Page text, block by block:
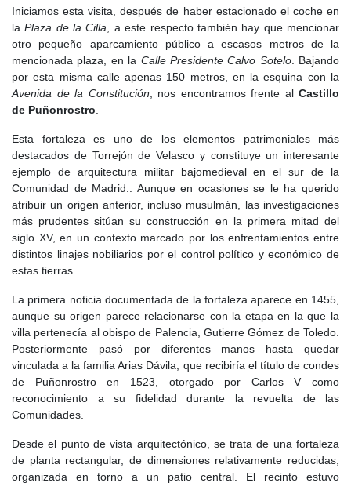
documentación histórica apunta a que la población, como tantas
otras de la zona sur de Madrid, surgió tras la conquista cristiana
de Toledo y el proceso de repoblación de los siglos XII y XIII.
El origen documentado de Torrejón se sitúa en el Siglo XII
dentro del proceso de repoblación que siguió a la conquista de
Toledo en 1085. En estos años se fueron creando pequeños
territorio y al avance de la frontera cristiana hacia el sur.
La primera mención documental conocida de Torrejón aparece en
1136, cuando Alfonso VII dona al monasterio de Santa María de
Batres una heredad situada entre Renales y Torrejón para
levantar una aldea. En este documento aparecen citados también
otros lugares cercanos, como Renales, San Nicolás, Pozuela y
Portillo.
Unos años después, en 1142, Torrejón vuelve a aparecer
Sagra. Estos datos confirman que, ya en la primera mitad del
siglo XII, Torrejón formaba parte de un conjunto de pequeñas
aldeas surgidas al amparo de la repoblación cristiana.
Durante el Siglo XIIIse consolidó la organización territorial de la
zona. Torrejón, junto con otros pequeños enclaves cercanos,
quedó integrado inicialmente en la Comunidad de Villa y Tierra de
Madrid, dentro del sexmo de Villaverde. Como ocurría en otros
estaba en manos de alcaldes y regidores elegidos por los vecinos
y confirmados por Madrid.
Iniciamos esta visita, después de haber estacionado el coche en
laPlaza de la Cilla, a este respecto también hay que mencionar
otro pequeño aparcamiento público a escasos metros de la
mencionada plaza, en la Calle Presidente Calvo Sotelo. Bajando
por esta misma calle apenas 150 metros, en la esquina con la
Avenida de la Constitución, nos encontramos frente al Castillo
de Puñonrostro.
Esta fortaleza es uno de los elementos patrimoniales más
destacados de Torrejón de Velasco y constituye un interesante
ejemplo de arquitectura militar bajomedieval en el sur de la
Comunidad de Madrid.. Aunque en ocasiones se le ha querido
atribuir un origen anterior, incluso musulmán, las investigaciones
más prudentes sitúan su construcción en la primera mitad del
siglo XV, en un contexto marcado por los enfrentamientos entre
distintos linajes nobiliarios por el control político y económico de
estas tierras.
La primera noticia documentada de la fortaleza aparece en 1455,
aunque su origen parece relacionarse con la etapa en la que la
villa pertenecía al obispo de Palencia, Gutierre Gómez de Toledo.
Posteriormente pasó por diferentes manos hasta quedar
vinculada a la familia Arias Dávila, que recibiría el título de condes
de Puñonrostro en 1523, otorgado por Carlos V como
reconocimiento a su fidelidad durante la revuelta de las
Comunidades.
Desde el punto de vista arquitectónico, se trata de una fortaleza
de planta rectangular, de dimensiones relativamente reducidas,
organizada en torno a un patio central. El recinto estuvo